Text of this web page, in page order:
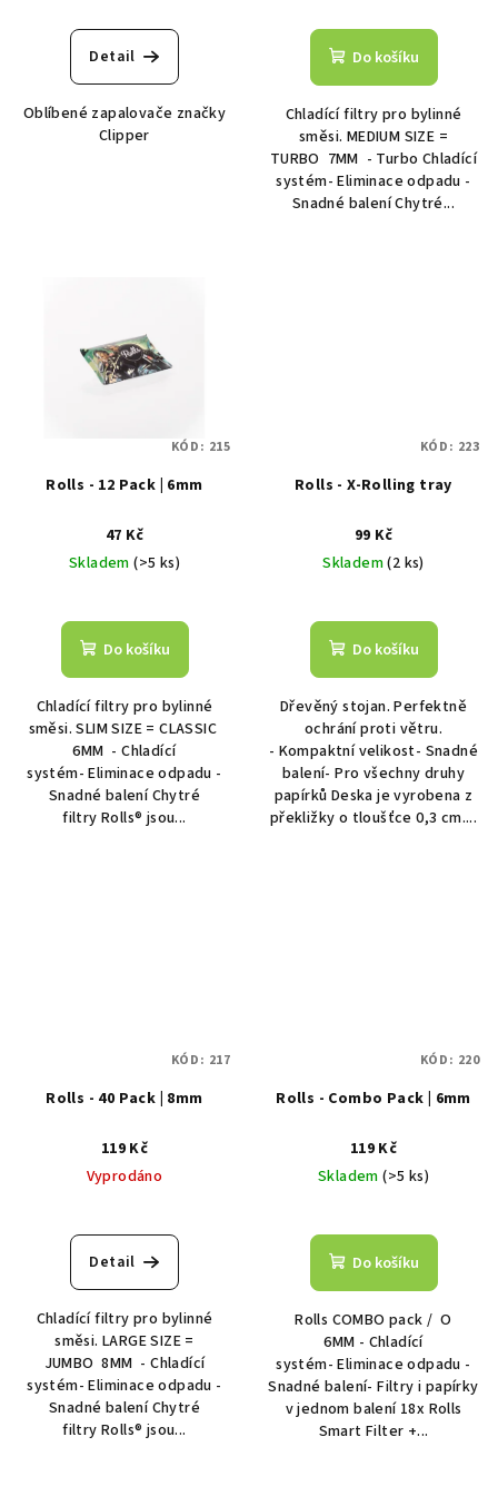
Detail
Oblíbené zapalovače značky
Clipper
Do košíku
Chladící filtry pro bylinné
směsi. MEDIUM SIZE =
TURBO 7MM - Turbo Chladící
systém- Eliminace odpadu -
Snadné balení Chytré...
Rolls - 12 Pack | 6mm
47 Kč
Skladem(>5 ks)
Do košíku
Chladící filtry pro bylinné
směsi. SLIM SIZE = CLASSIC
6MM - Chladící
systém- Eliminace odpadu -
Snadné balení Chytré
filtry Rolls® jsou...
KÓD: 215
Rolls - X-Rolling tray
99 Kč
Skladem(2 ks)
Do košíku
Dřevěný stojan. Perfektně
ochrání proti větru.
- Kompaktní velikost- Snadné
balení- Pro všechny druhy
papírků Deska je vyrobena z
překližky o tloušťce 0,3 cm....
KÓD: 223
Rolls - 40 Pack | 8mm
119 Kč
Vyprodáno
Detail
Chladící filtry pro bylinné
směsi. LARGE SIZE =
JUMBO 8MM - Chladící
systém- Eliminace odpadu -
Snadné balení Chytré
filtry Rolls® jsou...
KÓD: 217
Rolls - Combo Pack | 6mm
119 Kč
Skladem(>5 ks)
hodnocení
produktu
z
5
hvězdiček.
Do košíku
Rolls COMBO pack / O
6MM - Chladící
systém- Eliminace odpadu -
Snadné balení- Filtry i papírky
v jednom balení 18x Rolls
Smart Filter +...
KÓD: 220